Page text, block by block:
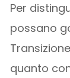
Per
possano
quanto